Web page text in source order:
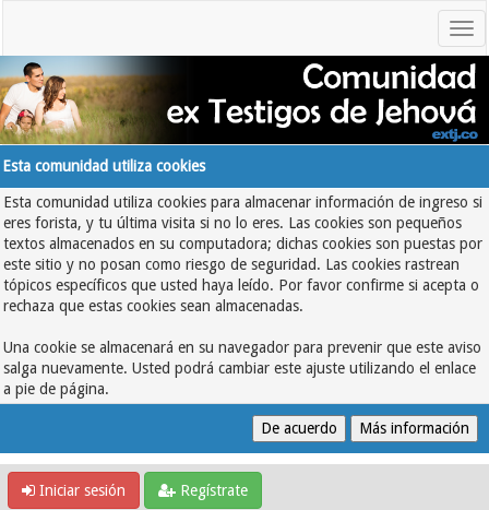
Esta comunidad utiliza cookies
Esta comunidad utiliza cookies para almacenar información de ingreso si
eres forista, y tu última visita si no lo eres. Las cookies son pequeños
textos almacenados en su computadora; dichas cookies son puestas por
este sitio y no posan como riesgo de seguridad. Las cookies rastrean
tópicos específicos que usted haya leído. Por favor confirme si acepta o
rechaza que estas cookies sean almacenadas.
Una cookie se almacenará en su navegador para prevenir que este aviso
salga nuevamente. Usted podrá cambiar este ajuste utilizando el enlace
a pie de página.
Iniciar sesión Regístrate